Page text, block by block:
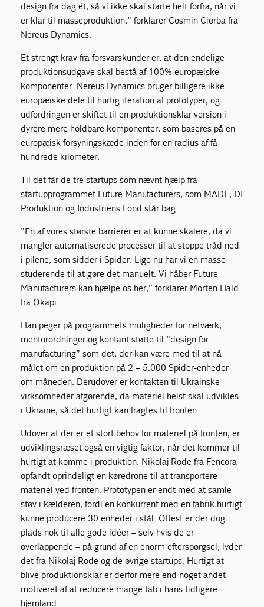
design fra dag ét, så vi ikke skal starte helt forfra, når vi
er klar til masseproduktion,” forklarer Cosmin Ciorba fra
Nereus Dynamics.
Et strengt krav fra forsvarskunder er, at den endelige
produktionsudgave skal bestå af 100% europæiske
komponenter. Nereus Dynamics bruger billigere ikke-
europæiske dele til hurtig iteration af prototyper, og
udfordringen er skiftet til en produktionsklar version i
dyrere mere holdbare komponenter, som baseres på en
europæisk forsyningskæde inden for en radius af få
hundrede kilometer.
Til det får de tre startups som nævnt hjælp fra
startupprogrammet Future Manufacturers, som MADE, DI
Produktion og Industriens Fond står bag.
”En af vores største barrierer er at kunne skalere, da vi
mangler automatiserede processer til at stoppe tråd ned
i pilene, som sidder i Spider. Lige nu har vi en masse
studerende til at gøre det manuelt. Vi håber Future
Manufacturers kan hjælpe os her,” forklarer Morten Hald
fra Okapi.
Han peger på programmets muligheder for netværk,
mentorordninger og kontant støtte til ”design for
manufacturing” som det, der kan være med til at nå
målet om en produktion på 2 – 5.000 Spider-enheder
om måneden. Derudover er kontakten til Ukrainske
virksomheder afgørende, da materiel helst skal udvikles
i Ukraine, så det hurtigt kan fragtes til fronten:
Udover at der er et stort behov for materiel på fronten, er
udviklingsræset også en vigtig faktor, når det kommer til
hurtigt at komme i produktion. Nikolaj Rode fra Fencora
opfandt oprindeligt en køredrone til at transportere
materiel ved fronten. Prototypen er endt med at samle
støv i kælderen, fordi en konkurrent med en fabrik hurtigt
kunne producere 30 enheder i stål. Oftest er der dog
plads nok til alle gode idéer – selv hvis de er
overlappende – på grund af en enorm efterspørgsel, lyder
det fra Nikolaj Rode og de øvrige startups. Hurtigt at
blive produktionsklar er derfor mere end noget andet
motiveret af at reducere mange tab i hans tidligere
hjemland: